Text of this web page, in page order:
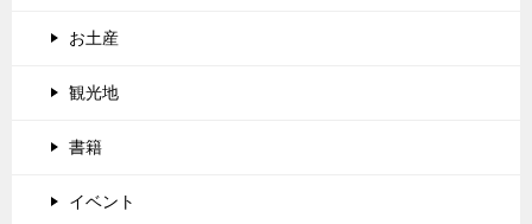
お土産
観光地
書籍
イベント